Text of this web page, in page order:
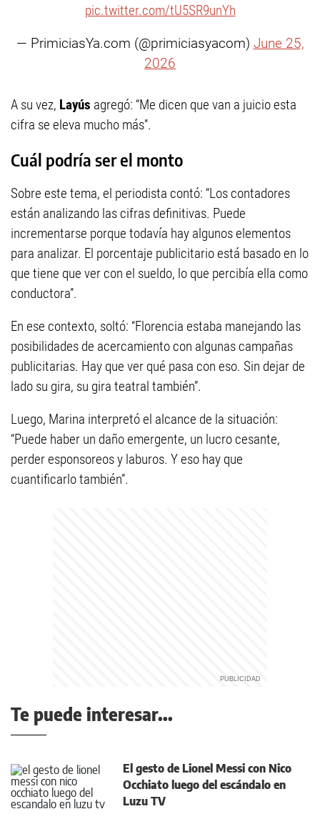
pic.twitter.com/tU5SR9unYh
— PrimiciasYa.com (@primiciasyacom) June 25,
2026
A su vez, Layús agregó: “Me dicen que van a juicio esta
cifra se eleva mucho más”.
Cuál podría ser el monto
Sobre este tema, el periodista contó: “Los contadores
están analizando las cifras definitivas. Puede
incrementarse porque todavía hay algunos elementos
para analizar. El porcentaje publicitario está basado en lo
que tiene que ver con el sueldo, lo que percibía ella como
conductora”.
En ese contexto, soltó: “Florencia estaba manejando las
posibilidades de acercamiento con algunas campañas
publicitarias. Hay que ver qué pasa con eso. Sin dejar de
lado su gira, su gira teatral también”.
Luego, Marina interpretó el alcance de la situación:
“Puede haber un daño emergente, un lucro cesante,
perder esponsoreos y laburos. Y eso hay que
cuantificarlo también”.
Te puede interesar...
El gesto de Lionel Messi con Nico
Occhiato luego del escándalo en
Luzu TV